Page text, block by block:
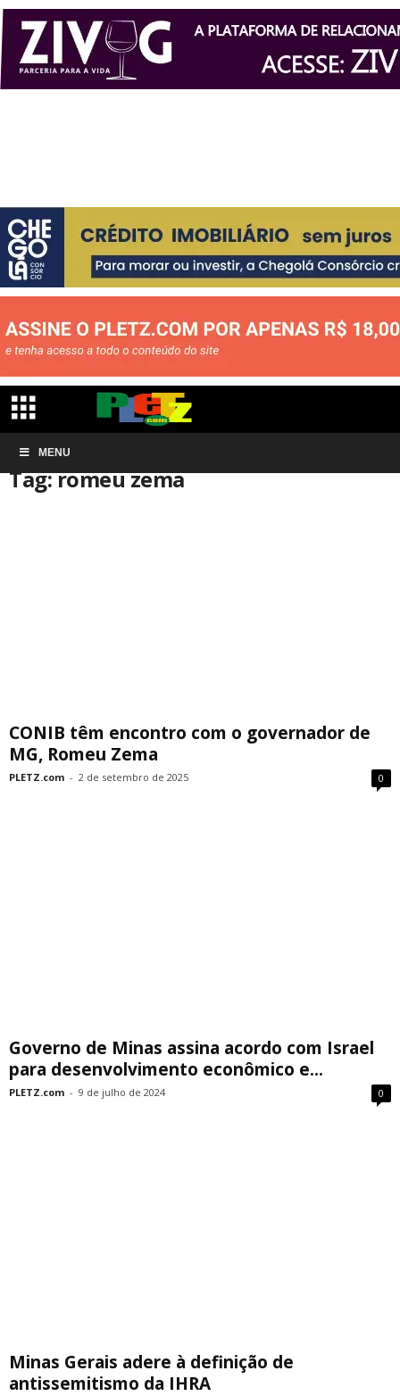
MENU
Início Tags
Tag: romeu zema
CONIB têm encontro com o governador de
MG, Romeu Zema
PLETZ.com - 2 de setembro de 2025 0
Governo de Minas assina acordo com Israel
para desenvolvimento econômico e...
PLETZ.com - 9 de julho de 2024 0
Minas Gerais adere à definição de
antissemitismo da IHRA